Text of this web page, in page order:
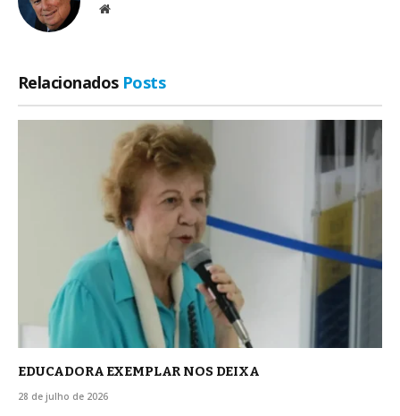
Site
Relacionados Posts
EDUCADORA EXEMPLAR NOS DEIXA
28 de julho de 2026